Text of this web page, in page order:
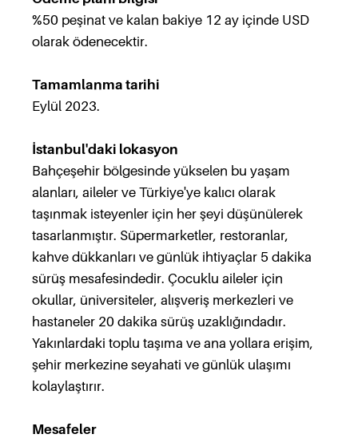
%50 peşinat ve kalan bakiye 12 ay içinde USD
olarak ödenecektir.
Tamamlanma tarihi
Eylül 2023.
İstanbul'daki lokasyon
Bahçeşehir bölgesinde yükselen bu yaşam
alanları, aileler ve Türkiye'ye kalıcı olarak
taşınmak isteyenler için her şeyi düşünülerek
tasarlanmıştır. Süpermarketler, restoranlar,
kahve dükkanları ve günlük ihtiyaçlar 5 dakika
sürüş mesafesindedir. Çocuklu aileler için
okullar, üniversiteler, alışveriş merkezleri ve
hastaneler 20 dakika sürüş uzaklığındadır.
Yakınlardaki toplu taşıma ve ana yollara erişim,
şehir merkezine seyahati ve günlük ulaşımı
kolaylaştırır.
Mesafeler